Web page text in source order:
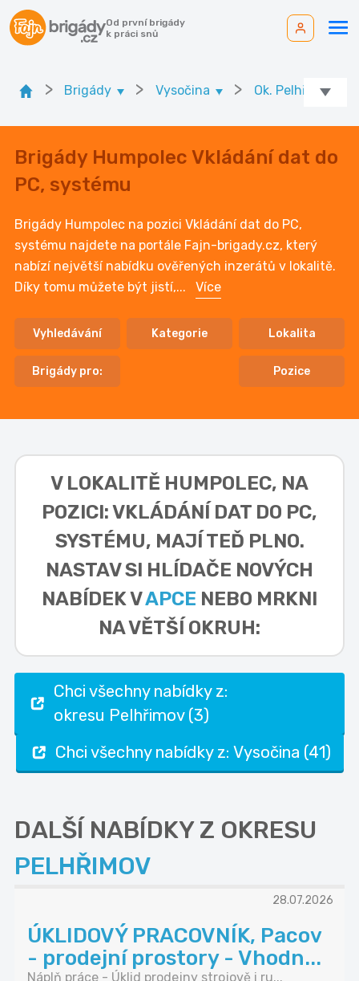
Od první brigády
k práci snů
> Brigády > Vysočina > Ok. Pelhřimov
Brigády Humpolec Vkládání dat do
PC, systému
Brigády Humpolec na pozici Vkládání dat do PC,
systému najdete na portále Fajn-brigady.cz, který
nabízí největší nabídku ověřených inzerátů v lokalitě.
Díky tomu můžete být jistí,... Více
Vyhledávání Kategorie Lokalita
Brigády pro: Pozice
V LOKALITĚ HUMPOLEC, NA
POZICI: VKLÁDÁNÍ DAT DO PC,
SYSTÉMU, MAJÍ TEĎ PLNO.
NASTAV SI HLÍDAČE NOVÝCH
NABÍDEK VAPCE NEBO MRKNI
NA VĚTŠÍ OKRUH:
Chci všechny nabídky z:
okresu Pelhřimov (3)
Chci všechny nabídky z: Vysočina (41)
DALŠÍ NABÍDKY Z OKRESU
PELHŘIMOV
28.07.2026
ÚKLIDOVÝ PRACOVNÍK, Pacov
- prodejní prostory - Vhodn...
Náplň práce - Úklid prodejny strojově i ru...